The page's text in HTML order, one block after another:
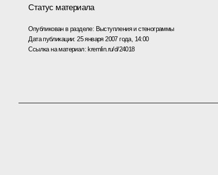
Статус материала
Опубликован в разделе: Выступления и стенограммы
Дата публикации: 25 января 2007 года, 14:00
Ссылка на материал:kremlin.ru/d/24018